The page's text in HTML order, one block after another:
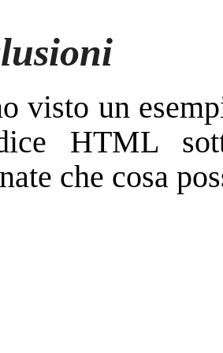
visto un
HTML
che cosa